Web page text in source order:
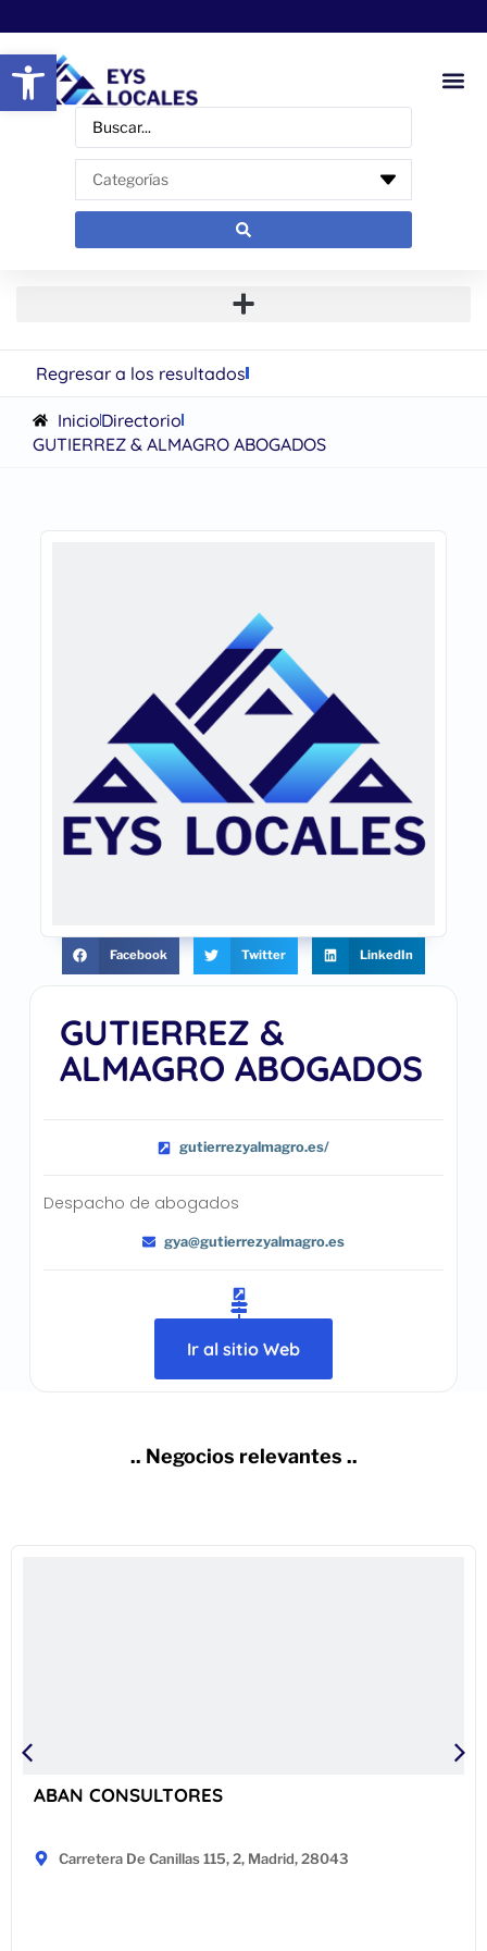
Abrir barra de herramientas
Regresar a los resultados
InicioDirectorio
GUTIERREZ & ALMAGRO ABOGADOS
GUTIERREZ &
ALMAGRO ABOGADOS
gutierrezyalmagro.es/
Despacho de abogados
gya@gutierrezyalmagro.es
Ir al sitio Web
Facebook Twitter LinkedIn
.. Negocios relevantes ..
ABAN CONSULTORES
Carretera De Canillas 115, 2, Madrid, 28043